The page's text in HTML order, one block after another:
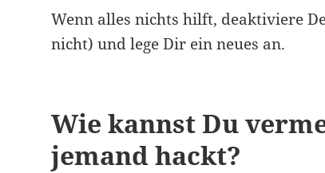
Wenn alles nichts hilft, deaktiviere
nicht) und lege Dir ein neues an.
Wie kannst Du
jemand hackt?